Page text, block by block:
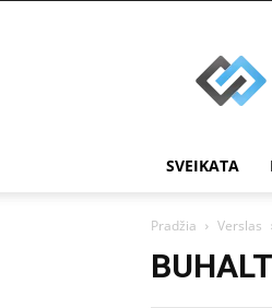
SVEIKATA
Pradžia Verslas